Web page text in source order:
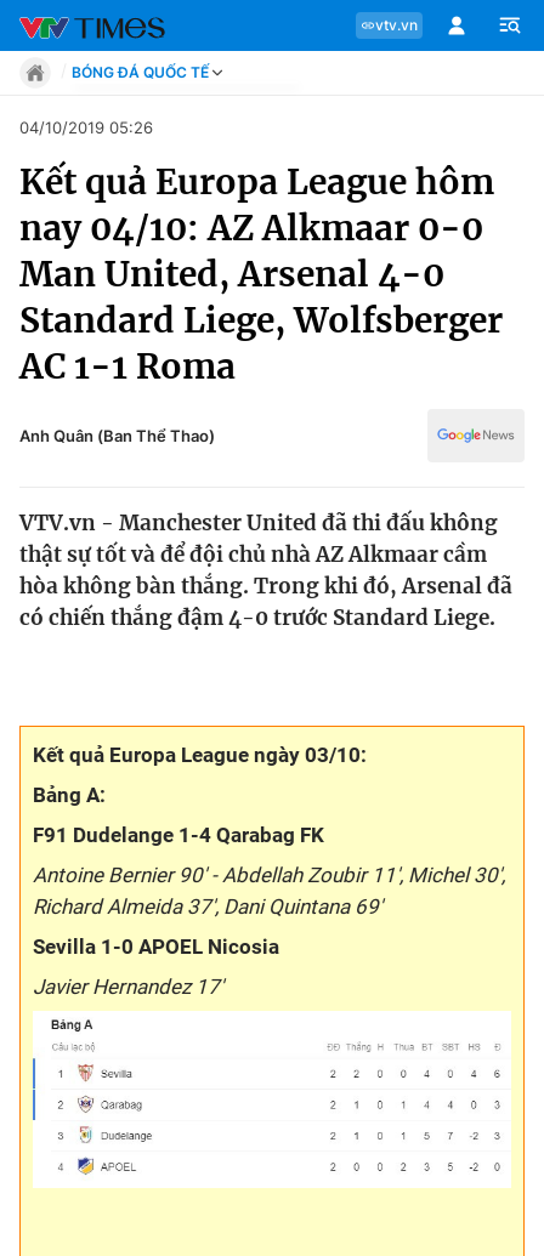
vtv.vn
Chuyên mục
Tin tức
Move
Phong cách
Sự kiện
Bóng đá
VIDEO
Bên lề
BÓNG ĐÁ QUỐC TẾ
Move
Phong cách
Chân dung
Sự kiện
Bóng đá
Thể thao điện tử
Các môn khác
Video
04/10/2019 05:26
Kết quả Europa League hôm
nay 04/10: AZ Alkmaar 0-0
Man United, Arsenal 4-0
Standard Liege, Wolfsberger
AC 1-1 Roma
Anh Quân (Ban Thể Thao)
VTV.vn - Manchester United đã thi đấu không
thật sự tốt và để đội chủ nhà AZ Alkmaar cầm
hòa không bàn thắng. Trong khi đó, Arsenal đã
có chiến thắng đậm 4-0 trước Standard Liege.
Kết quả Europa League ngày 03/10:
Bảng A:
F91 Dudelange 1-4 Qarabag FK
Antoine Bernier 90' - Abdellah Zoubir 11', Michel 30',
Richard Almeida 37', Dani Quintana 69'
Sevilla 1-0 APOEL Nicosia
Javier Hernandez 17'